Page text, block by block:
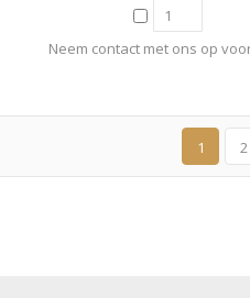
Neem contact met ons op
1 2